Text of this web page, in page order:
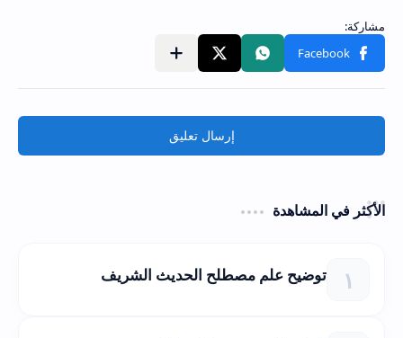
إرسال تعليق
الأكثر في المشاهدة
توضيح علم مصطلح الحديث الشريف